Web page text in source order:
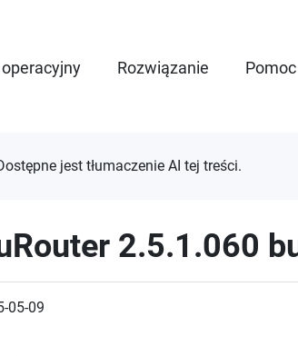
Rozwiązanie Pomoc
jest tłumaczenie AI tej treści.
2.5.1.060
05-09